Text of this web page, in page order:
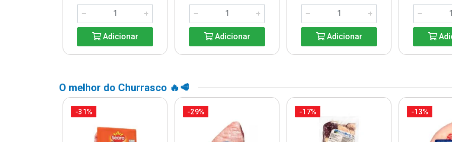
Adicionar Adicionar Adicionar
O melhor do Churrasco 🔥🥩
-31% -29% -17% -13%